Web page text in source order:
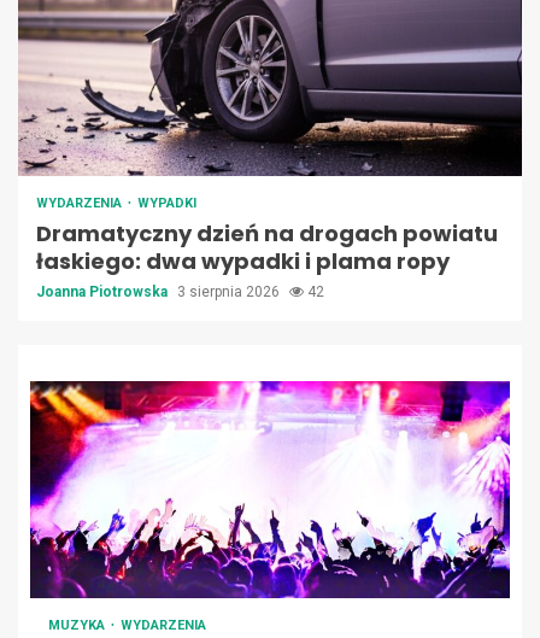
WYDARZENIA WYPADKI
Dramatyczny dzień na drogach powiatu
łaskiego: dwa wypadki i plama ropy
Joanna Piotrowska 3 sierpnia 2026 42
MUZYKA WYDARZENIA